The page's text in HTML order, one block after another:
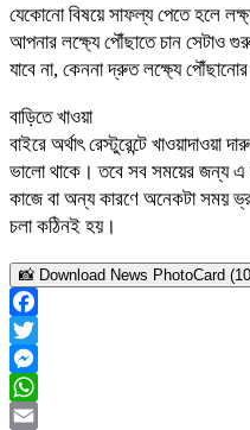
যেকোনো বিষয়ে সাফল্য পেতে হলে
আপনার লক্ষ্যে পৌঁছাতে চান সেটাও
যাবে না, কেননা দ্রুত লক্ষ্যে পৌঁছানোর
বাড়িতে খাওয়া
বাইরে অর্থাৎ রেস্টুরেন্টে খাওয়াদাওয়া
ভালো থাকে। তবে সব সময়ের জন্য
কাজে বা অন্য কারণে অনেকটা সময়
চলা কঠিনই হয়।
📸 Download News PhotoCard
Facebook
Twitter
Messenger
WhatsApp